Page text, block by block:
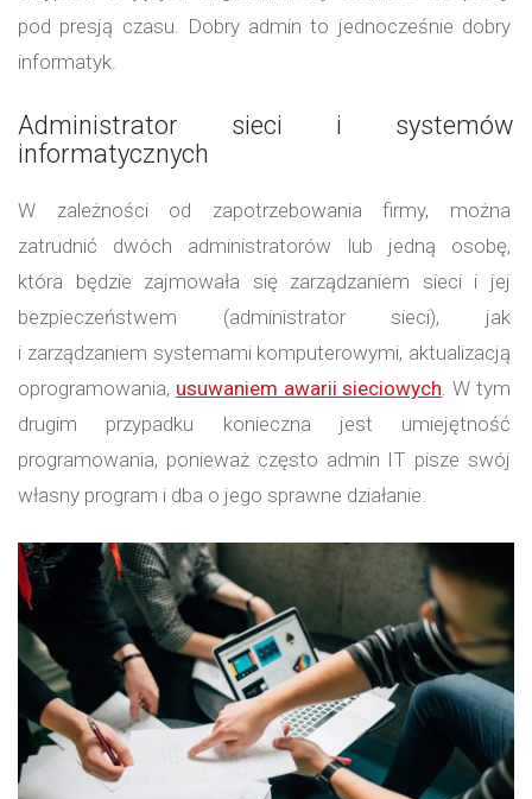
pod presją czasu. Dobry admin to jednocześnie dobry
informatyk.
Administrator sieci i systemów
informatycznych
W zależności od zapotrzebowania firmy, można
zatrudnić dwóch administratorów lub jedną osobę,
która będzie zajmowała się zarządzaniem sieci i jej
bezpieczeństwem (administrator sieci), jak
i zarządzaniem systemami komputerowymi, aktualizacją
oprogramowania, usuwaniem awarii sieciowych. W tym
drugim przypadku konieczna jest umiejętność
programowania, ponieważ często admin IT pisze swój
własny program i dba o jego sprawne działanie.